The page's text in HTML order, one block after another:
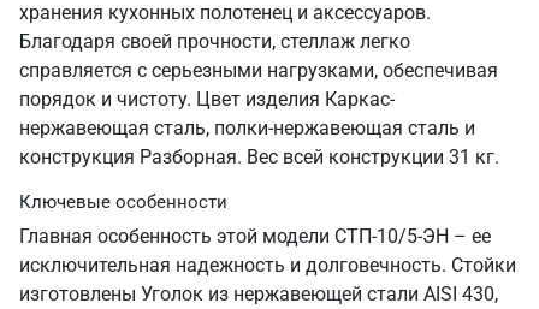
хранения кухонных полотенец и аксессуаров.
Благодаря своей прочности, стеллаж легко
справляется с серьезными нагрузками, обеспечивая
порядок и чистоту. Цвет изделия Каркас-
нержавеющая сталь, полки-нержавеющая сталь и
конструкция Разборная. Вес всей конструкции 31 кг.
Ключевые особенности
Главная особенность этой модели СТП-10/5-ЭН – ее
исключительная надежность и долговечность. Стойки
изготовлены Уголок из нержавеющей стали AISI 430,